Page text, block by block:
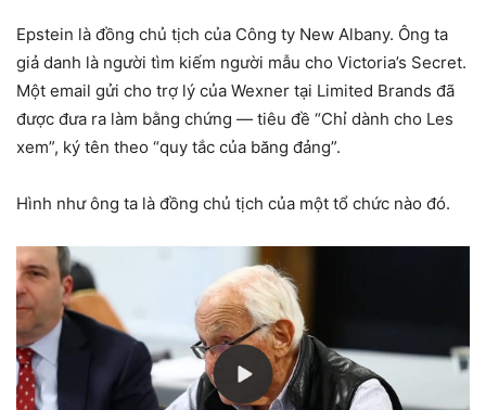
Epstein là đồng chủ tịch của Công ty New Albany. Ông ta
giả danh là người tìm kiếm người mẫu cho Victoria’s Secret.
Một email gửi cho trợ lý của Wexner tại Limited Brands đã
được đưa ra làm bằng chứng — tiêu đề “Chỉ dành cho Les
xem”, ký tên theo “quy tắc của băng đảng”.
Hình như ông ta là đồng chủ tịch của một tổ chức nào đó.